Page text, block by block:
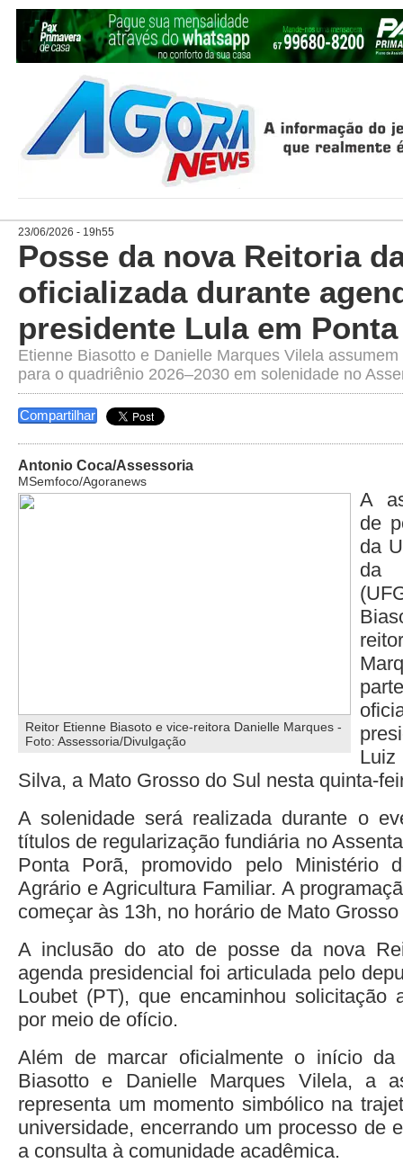
23/06/2026 - 19h55
Posse da nova Reitoria
oficializada durante
presidente Lula em
Etienne Biasotto e Danielle Marques Vilela
para o quadriênio 2026–2030 em solenidade no
Compartilhar
Antonio Coca/Assessoria
MSemfoco/Agoranews
Reitor Etienne Biasoto e vice-reitora Danielle Marques -
Foto: Assessoria/Divulgação
A
de
da
da
Silva, a Mato Grosso do Sul nesta quinta-
A solenidade será realizada durante o
títulos de regularização fundiária no
Ponta Porã, promovido pelo Ministério
Agrário e Agricultura Familiar. A
começar às 13h, no horário de Mato
A inclusão do ato de posse da nova
agenda presidencial foi articulada pelo
Loubet (PT), que encaminhou solicitação
por meio de ofício.
Além de marcar oficialmente o início
Biasotto e Danielle Marques Vilela, a
representa um momento simbólico na
universidade, encerrando um processo de
a consulta à comunidade acadêmica.